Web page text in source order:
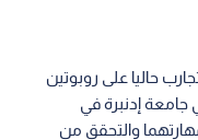
حاليا على روبوتين
إدنبرة في
والتحقق من